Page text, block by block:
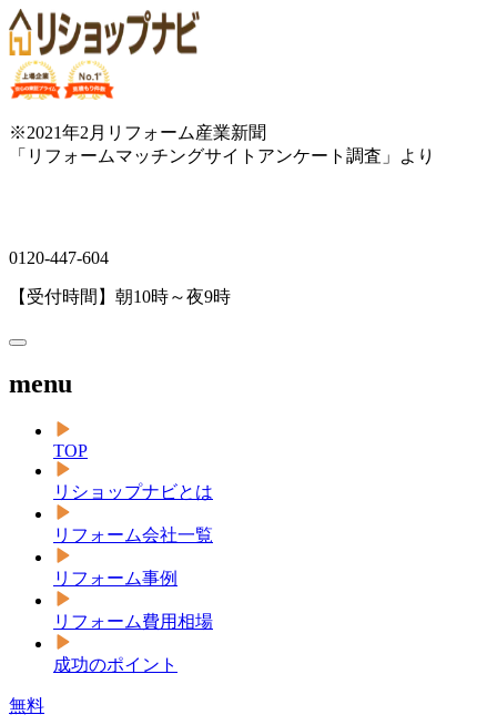
※2021年2月リフォーム産業新聞
「リフォームマッチングサイトアンケート調査」より
0120-447-604
【受付時間】朝10時～夜9時
menu
TOP
リショップナビとは
リフォーム会社一覧
リフォーム事例
リフォーム費用相場
成功のポイント
無料